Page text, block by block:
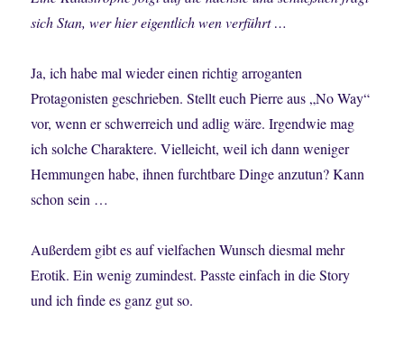
sich Stan, wer hier eigentlich wen verführt …
Ja, ich habe mal wieder einen richtig arroganten
Protagonisten geschrieben. Stellt euch Pierre aus „No Way“
vor, wenn er schwerreich und adlig wäre. Irgendwie mag
ich solche Charaktere. Vielleicht, weil ich dann weniger
Hemmungen habe, ihnen furchtbare Dinge anzutun? Kann
schon sein …
Außerdem gibt es auf vielfachen Wunsch diesmal mehr
Erotik. Ein wenig zumindest. Passte einfach in die Story
und ich finde es ganz gut so.